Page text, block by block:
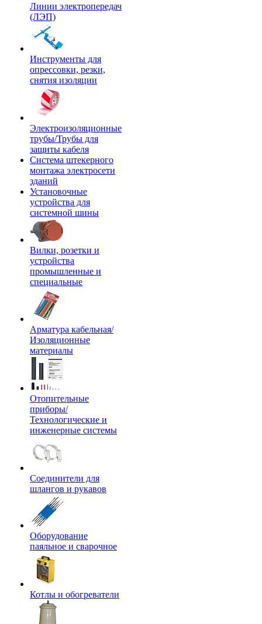
Линии электропередач
(ЛЭП)
Инструменты для
опрессовки, резки,
снятия изоляции
Электроизоляционные
трубы/Трубы для
защиты кабеля
Система штекерного
монтажа электросети
зданий
Установочные
устройства для
системной шины
Вилки, розетки и
устройства
промышленные и
специальные
Арматура кабельная/
Изоляционные
материалы
Отопительные
приборы/
Технологические и
инженерные системы
Соединители для
шлангов и рукавов
Оборудование
паяльное и сварочное
Котлы и обогреватели